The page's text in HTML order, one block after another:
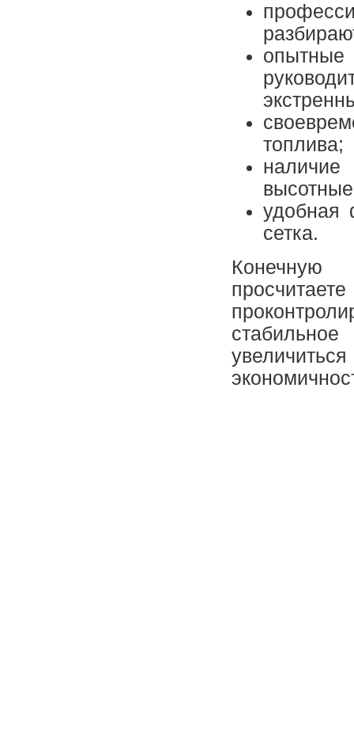
опытные
топлива;
удобная
сетка.